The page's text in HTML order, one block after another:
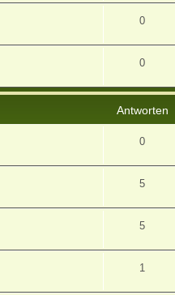
0
0
Antworten
0
5
5
1